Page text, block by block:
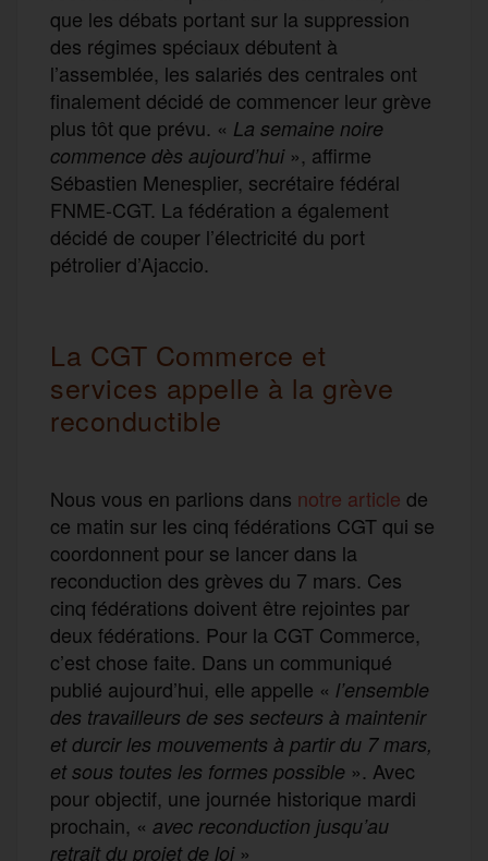
que les débats portant sur la suppression
des régimes spéciaux débutent à
l’assemblée, les salariés des centrales ont
finalement décidé de commencer leur grève
plus tôt que prévu. « La semaine noire
commence dès aujourd’hui», affirme
Sébastien Menesplier, secrétaire fédéral
FNME-CGT. La fédération a également
décidé de couper l’électricité du port
pétrolier d’Ajaccio.
La CGT Commerce et
services appelle à la grève
reconductible
Nous vous en parlions dans notre article de
ce matin sur les cinq fédérations CGT qui se
coordonnent pour se lancer dans la
reconduction des grèves du 7 mars. Ces
cinq fédérations doivent être rejointes par
deux fédérations. Pour la CGT Commerce,
c’est chose faite. Dans un communiqué
publié aujourd’hui, elle appelle « l’ensemble
des travailleurs de ses secteurs à maintenir
et durcir les mouvements à partir du 7 mars,
et sous toutes les formes possible ». Avec
pour objectif, une journée historique mardi
prochain, « avec reconduction jusqu’au
retrait du projet de loi»